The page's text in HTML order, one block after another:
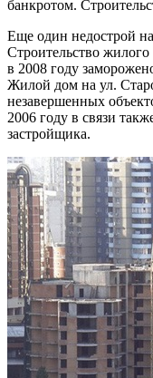
банкротом.
Еще один недострой
Строительство
в 2008 году
Жилой дом на ул.
незавершенных
2006 году в связи
застройщика.